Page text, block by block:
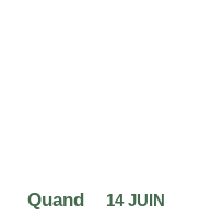
Quand 14 JUIN